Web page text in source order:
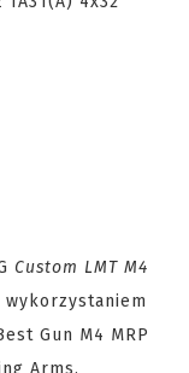
Custom LMT M4
wykorzystaniem
Gun M4 MRP